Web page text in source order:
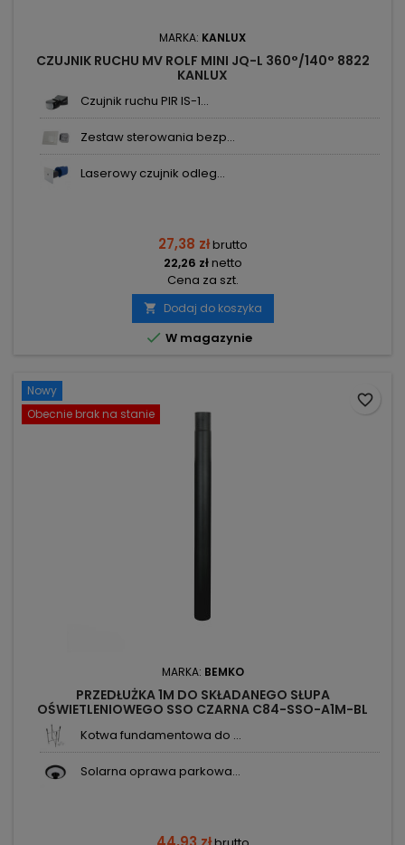
MARKA: KANLUX
CZUJNIK RUCHU MV ROLF MINI JQ-L 360°/140° 8822
KANLUX
Czujnik ruchu PIR IS-1...
Zestaw sterowania bezp...
Laserowy czujnik odleg...
27,38 złbrutto
22,26 złnetto
Cena za szt.
 Dodaj do koszyka
 W magazynie
Nowy
Obecnie brak na stanie
MARKA: BEMKO
PRZEDŁUŻKA 1M DO SKŁADANEGO SŁUPA
OŚWIETLENIOWEGO SSO CZARNA C84-SSO-A1M-BL
Kotwa fundamentowa do ...
Solarna oprawa parkowa...
favorite_border